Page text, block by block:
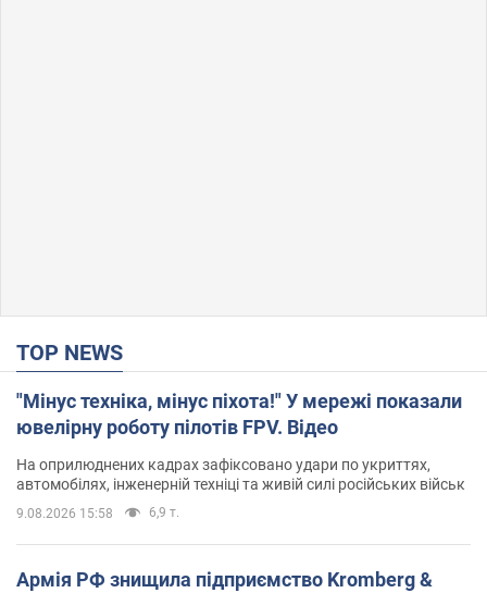
TOP NEWS
"Мінус техніка, мінус піхота!" У мережі показали
ювелірну роботу пілотів FPV. Відео
На оприлюднених кадрах зафіксовано удари по укриттях,
автомобілях, інженерній техніці та живій силі російських військ
9.08.2026 15:58 6,9 т.
Армія РФ знищила підприємство Kromberg &